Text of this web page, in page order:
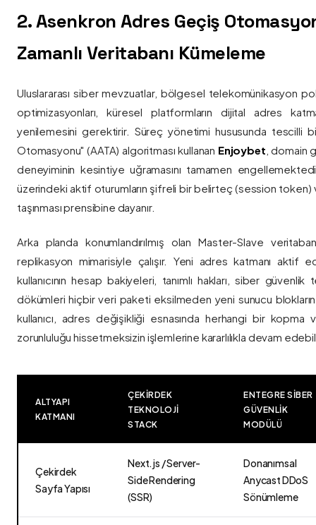
2. Asenkron Adres Geçiş
Zamanlı Veritabanı Kümeleme
Uluslararası siber mevzuatlar, bölgesel telekomünikasyon
optimizasyonları, küresel platformların dijital adres
yenilemesini gerektirir. Süreç yönetimi hususunda tescilli
Otomasyonu" (AATA) algoritması kullanan Enjoybet , domain
deneyiminin kesintiye uğramasını tamamen
üzerindeki aktif oturumların şifreli bir belirteç (session token)
taşınması prensibine dayanır.
Arka planda konumlandırılmış olan Master-Slave
replikasyon mimarisiyle çalışır. Yeni adres katmanı aktif
kullanıcının hesap bakiyeleri, tanımlı hakları, siber
dökümleri hiçbir veri paketi eksilmeden yeni sunucu
kullanıcı, adres değişikliği esnasında herhangi bir
zorunluluğu hissetmeksizin işlemlerine kararlılıkla devam
ALTYAPI
KATMANI
ÇEKIRDEK
TEKNOLOJI
STACK
ENTEGRE SIBER
GÜVENLIK
MODÜLÜ
Çekirdek
Sayfa Yapısı
Next.js / Server-
Side Rendering
(SSR)
Donanımsal
Anycast DDoS
Sönümleme